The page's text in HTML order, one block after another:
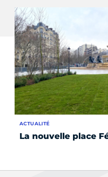
La nouvelle place
ACTUALITÉ